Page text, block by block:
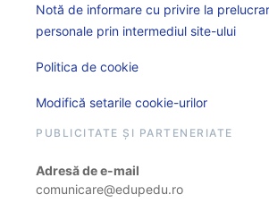
Notă de informare cu privire la
personale prin intermediul site-ului
Politica de cookie
Modifică setarile cookie-urilor
PUBLICITATE ȘI PARTENERIATE
Adresă de e-mail
comunicare@edupedu.ro